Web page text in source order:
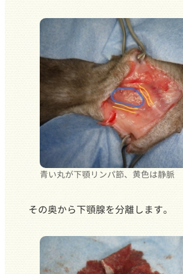
青い丸が下顎リンパ節、黄色は静脈
その奥から下顎腺を分離します。